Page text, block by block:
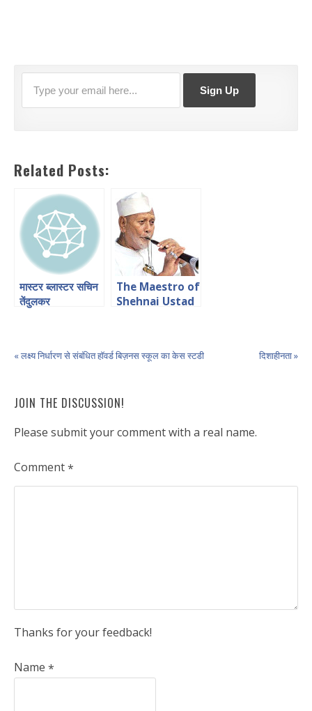
Related Posts:
मास्टर ब्लास्टर सचिन
तेंदुलकर
The Maestro of
Shehnai Ustad
« लक्ष्य निर्धारण से संबंधित हॉवर्ड बिज़नस स्कूल का केस स्टडी दिशाहीनता »
JOIN THE DISCUSSION!
Please submit your comment with a real name.
Comment*
Thanks for your feedback!
Name *